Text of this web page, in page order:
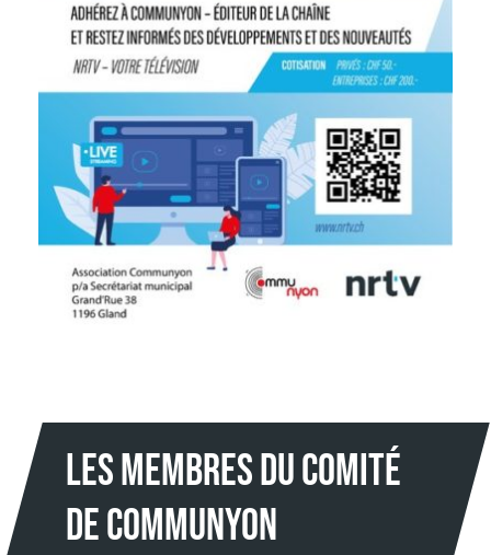
les membres du comité
de communyon